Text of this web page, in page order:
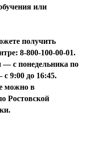
или
получить
8-800-100-00-01.
с понедельника по
с 9:00 до 16:45.
можно в
Ростовской